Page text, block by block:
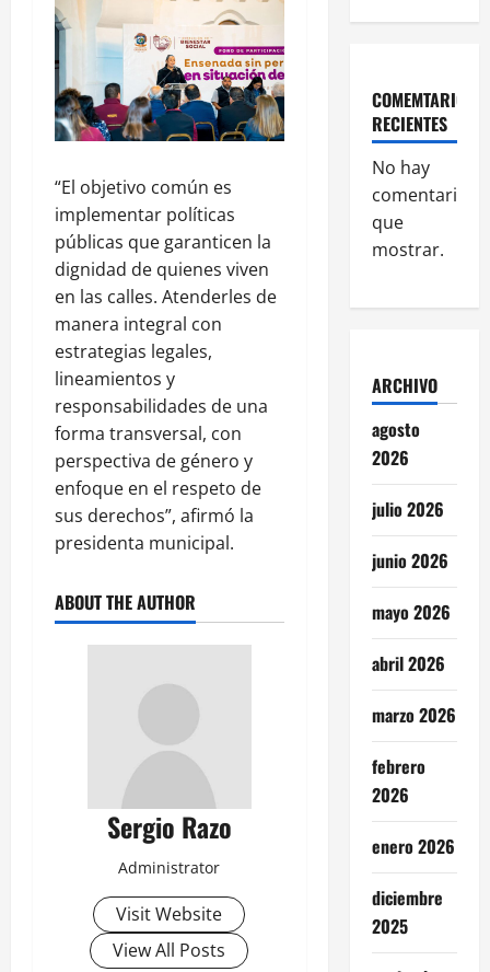
“El objetivo común es
implementar políticas
públicas que garanticen la
dignidad de quienes viven
en las calles. Atenderles de
manera integral con
estrategias legales,
lineamientos y
responsabilidades de una
forma transversal, con
perspectiva de género y
enfoque en el respeto de
sus derechos”, afirmó la
presidenta municipal.
ABOUT THE AUTHOR
Sergio Razo
Administrator
Visit Website
View All Posts
COMEMTARIOS
RECIENTES
No hay
comentarios
que
mostrar.
ARCHIVO
agosto
2026
julio 2026
junio 2026
mayo 2026
abril 2026
marzo 2026
febrero
2026
enero 2026
diciembre
2025